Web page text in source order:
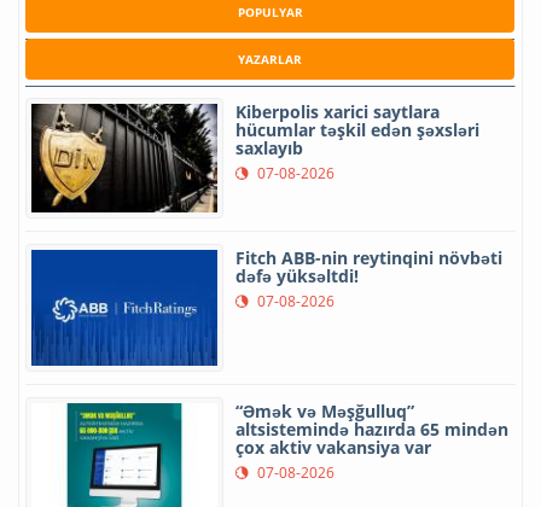
POPULYAR
YAZARLAR
Kiberpolis xarici saytlara
hücumlar təşkil edən şəxsləri
saxlayıb
07-08-2026
Fitch ABB-nin reytinqini növbəti
dəfə yüksəltdi!
07-08-2026
“Əmək və Məşğulluq”
altsistemində hazırda 65 mindən
çox aktiv vakansiya var
07-08-2026